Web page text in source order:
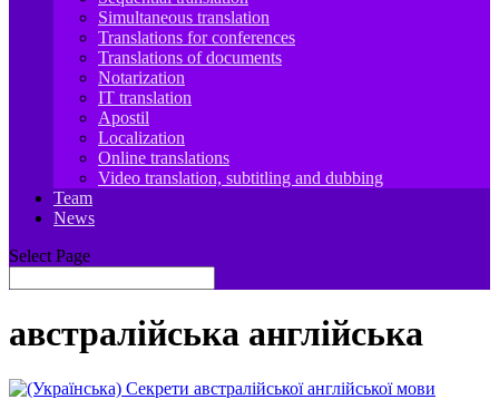
Simultaneous translation
Translations for conferences
Translations of documents
Notarization
IT translation
Apostil
Localization
Online translations
Video translation, subtitling and dubbing
Team
News
Select Page
австралійська англійська